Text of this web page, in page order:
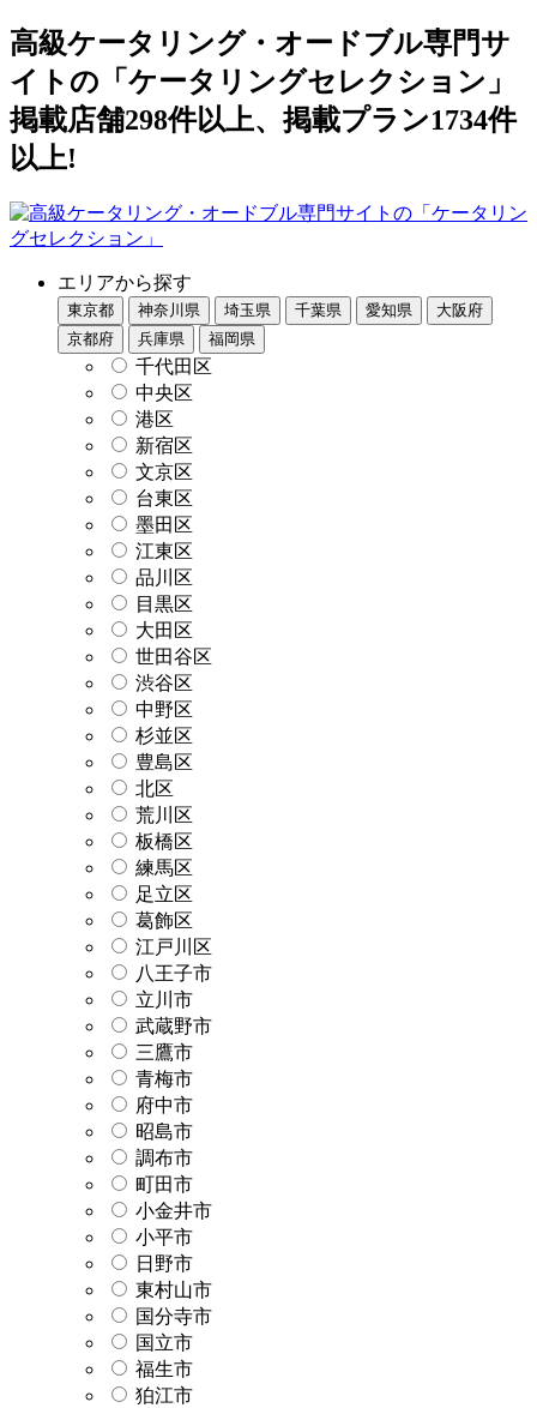
高級ケータリング・オードブル専門サ
イトの「ケータリングセレクション」
掲載店舗298件以上、掲載プラン1734件
以上!
エリアから探す
東京都 神奈川県 埼玉県 千葉県 愛知県
大阪府
京都府
兵庫県 福岡県
千代田区
中央区
港区
新宿区
文京区
台東区
墨田区
江東区
品川区
目黒区
大田区
世田谷区
渋谷区
中野区
杉並区
豊島区
北区
荒川区
板橋区
練馬区
足立区
葛飾区
江戸川区
八王子市
立川市
武蔵野市
三鷹市
青梅市
府中市
昭島市
調布市
町田市
小金井市
小平市
日野市
東村山市
国分寺市
国立市
福生市
狛江市